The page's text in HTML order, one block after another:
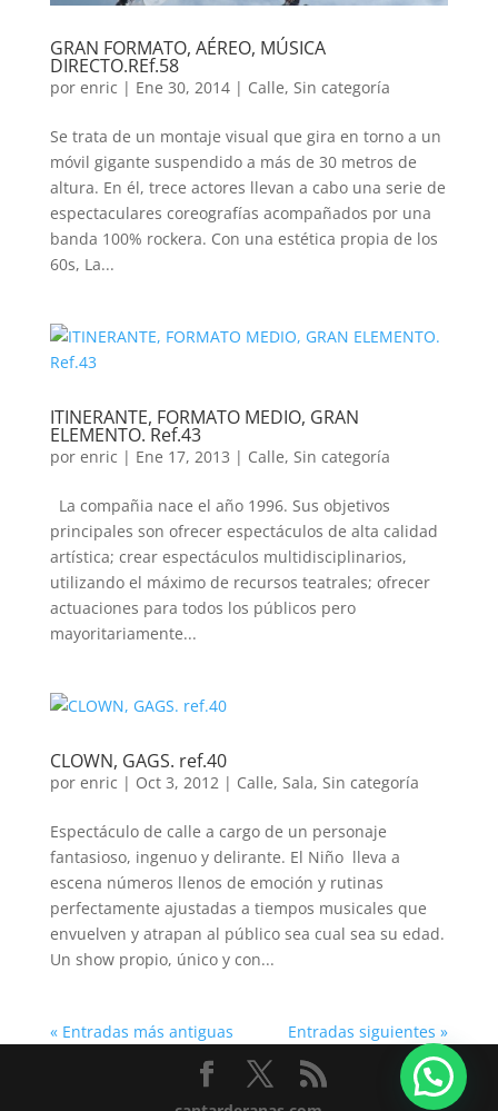
GRAN FORMATO, AÉREO, MÚSICA
DIRECTO.REf.58
por enric | Ene 30, 2014| Calle, Sin categoría
Se trata de un montaje visual que gira en torno a un
móvil gigante suspendido a más de 30 metros de
altura. En él, trece actores llevan a cabo una serie de
espectaculares coreografías acompañados por una
banda 100% rockera. Con una estética propia de los
60s, La...
ITINERANTE, FORMATO MEDIO, GRAN
ELEMENTO. Ref.43
por enric | Ene 17, 2013 | Calle, Sin categoría
La compañia nace el año 1996. Sus objetivos
principales son ofrecer espectáculos de alta calidad
artística; crear espectáculos multidisciplinarios,
utilizando el máximo de recursos teatrales; ofrecer
actuaciones para todos los públicos pero
mayoritariamente...
CLOWN, GAGS. ref.40
por enric | Oct 3, 2012 | Calle, Sala, Sin categoría
Espectáculo de calle a cargo de un personaje
fantasioso, ingenuo y delirante. El Niño lleva a
escena números llenos de emoción y rutinas
perfectamente ajustadas a tiempos musicales que
envuelven y atrapan al público sea cual sea su edad.
Un show propio, único y con...
« Entradas más antiguas Entradas siguientes »